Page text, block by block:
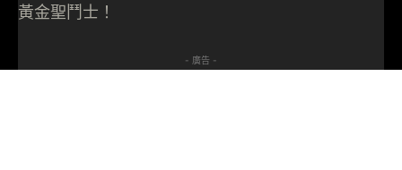
黃金聖鬥士！
- 廣告 -